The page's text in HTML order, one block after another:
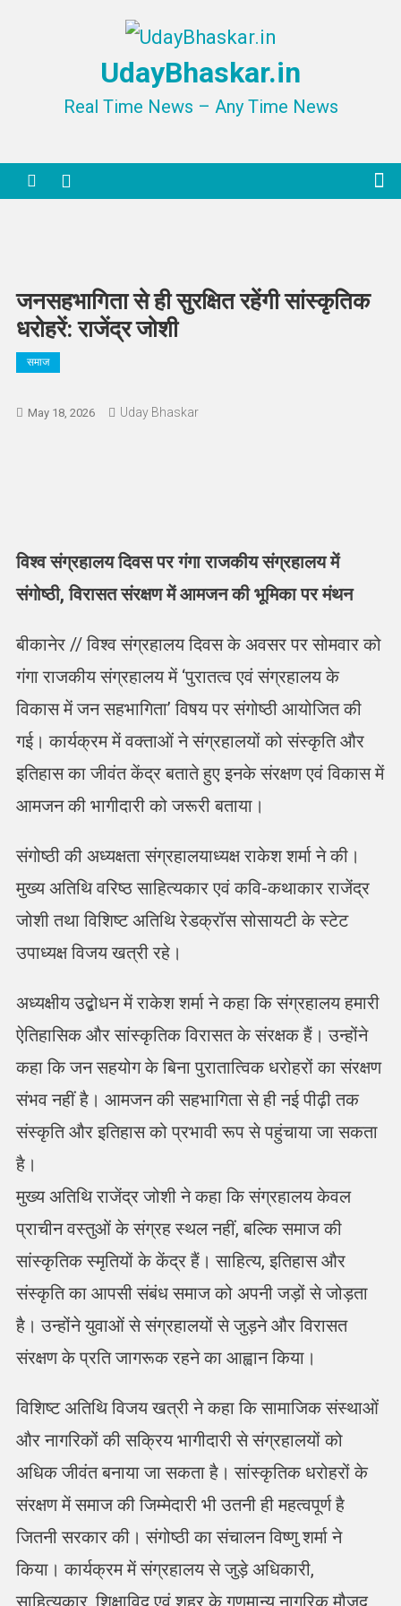
UdayBhaskar.in
Real Time News – Any Time News
जनसहभागिता से ही सुरक्षित रहेंगी सांस्कृतिक
धरोहरें: राजेंद्र जोशी
समाज
May 18, 2026 Uday Bhaskar
विश्व संग्रहालय दिवस पर गंगा राजकीय संग्रहालय में
संगोष्ठी, विरासत संरक्षण में आमजन की भूमिका पर मंथन
बीकानेर // विश्व संग्रहालय दिवस के अवसर पर सोमवार को
गंगा राजकीय संग्रहालय में ‘पुरातत्व एवं संग्रहालय के
विकास में जन सहभागिता’ विषय पर संगोष्ठी आयोजित की
गई। कार्यक्रम में वक्ताओं ने संग्रहालयों को संस्कृति और
इतिहास का जीवंत केंद्र बताते हुए इनके संरक्षण एवं विकास में
आमजन की भागीदारी को जरूरी बताया।
संगोष्ठी की अध्यक्षता संग्रहालयाध्यक्ष राकेश शर्मा ने की।
मुख्य अतिथि वरिष्ठ साहित्यकार एवं कवि-कथाकार राजेंद्र
जोशी तथा विशिष्ट अतिथि रेडक्रॉस सोसायटी के स्टेट
उपाध्यक्ष विजय खत्री रहे।
अध्यक्षीय उद्बोधन में राकेश शर्मा ने कहा कि संग्रहालय हमारी
ऐतिहासिक और सांस्कृतिक विरासत के संरक्षक हैं। उन्होंने
कहा कि जन सहयोग के बिना पुरातात्विक धरोहरों का संरक्षण
संभव नहीं है। आमजन की सहभागिता से ही नई पीढ़ी तक
संस्कृति और इतिहास को प्रभावी रूप से पहुंचाया जा सकता
है।
मुख्य अतिथि राजेंद्र जोशी ने कहा कि संग्रहालय केवल
प्राचीन वस्तुओं के संग्रह स्थल नहीं, बल्कि समाज की
सांस्कृतिक स्मृतियों के केंद्र हैं। साहित्य, इतिहास और
संस्कृति का आपसी संबंध समाज को अपनी जड़ों से जोड़ता
है। उन्होंने युवाओं से संग्रहालयों से जुड़ने और विरासत
संरक्षण के प्रति जागरूक रहने का आह्वान किया।
विशिष्ट अतिथि विजय खत्री ने कहा कि सामाजिक संस्थाओं
और नागरिकों की सक्रिय भागीदारी से संग्रहालयों को
अधिक जीवंत बनाया जा सकता है। सांस्कृतिक धरोहरों के
संरक्षण में समाज की जिम्मेदारी भी उतनी ही महत्वपूर्ण है
जितनी सरकार की। संगोष्ठी का संचालन विष्णु शर्मा ने
किया। कार्यक्रम में संग्रहालय से जुड़े अधिकारी,
साहित्यकार, शिक्षाविद एवं शहर के गणमान्य नागरिक मौजूद